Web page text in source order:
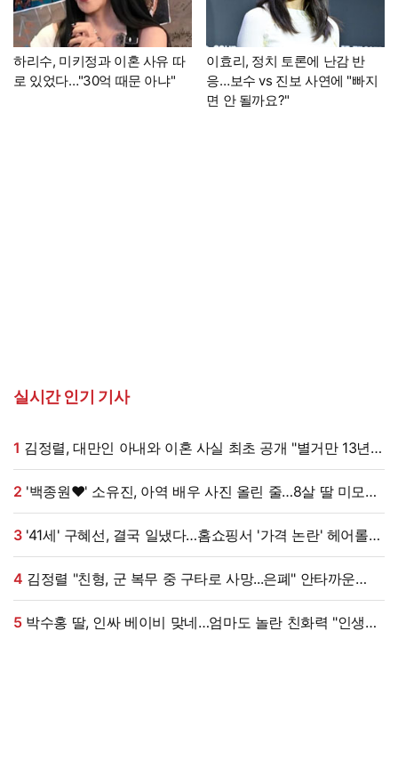
하리수, 미키정과 이혼 사유 따
로 있었다…"30억 때문 아냐"
이효리, 정치 토론에 난감 반
응…보수 vs 진보 사연에 "빠지
면 안 될까요?"
실시간 인기 기사
1
(데이앤나잇)
2
대박, 연예인 시켜도 되겠어 [★해시태그]
3'41세' 구혜선, 결국 일냈다…홈쇼핑서 '가격 논란' 헤어롤
대박, 무려 '3만 장' 돌파 [엑's 이슈]
4
가족사 (데이앤나잇)[전일야화]
5박수홍 딸, 인싸 베이비 맞네…엄마도 놀란 친화력 "인생